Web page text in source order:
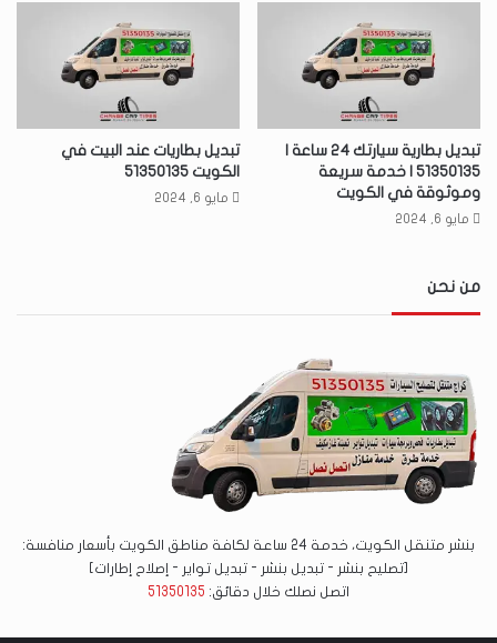
تبديل بطارية سيارتك 24 ساعة |
51350135 | خدمة سريعة
وموثوقة في الكويت
مايو 6, 2024
تبديل بطاريات عند البيت في
الكويت 51350135
مايو 6, 2024
من نحن
بنشر متنقل الكويت، خدمة 24 ساعة لكافة مناطق الكويت بأسعار منافسة:
[تصليح بنشر - تبديل بنشر - تبديل تواير - إصلاح إطارات]
اتصل نصلك خلال دقائق: 51350135